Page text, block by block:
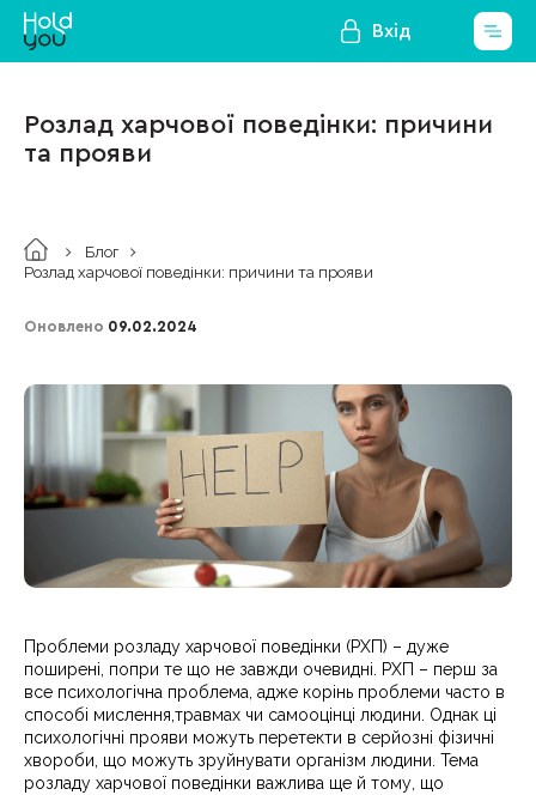
Вхід
Розлад харчової поведінки: причини
та прояви
Блог
Розлад харчової поведінки: причини та прояви
Оновлено 09.02.2024
Проблеми розладу харчової поведінки (РХП) – дуже
поширені, попри те що не завжди очевидні. РХП – перш за
все психологічна проблема, адже корінь проблеми часто в
способі мислення,травмах чи самооцінці людини. Однак ці
психологічні прояви можуть перетекти в серйозні фізичні
хвороби, що можуть зруйнувати організм людини. Тема
розладу харчової поведінки важлива ще й тому, що